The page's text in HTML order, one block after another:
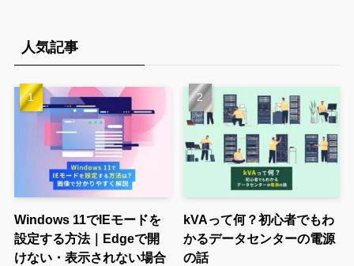
人気記事
Windows 11でIEモードを
設定する方法｜Edgeで開
けない・表示されない場合
kVAって何？初心者でもわ
かるデータセンターの電源
の話